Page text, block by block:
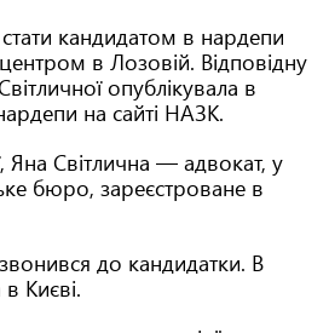
кандидатом в нардепи
в Лозовій. Відповідну
опублікувала в
на сайті НАЗК.
Яна Світлична — адвокат, у
бюро, зареєстроване в
до кандидатки. В
Києві.